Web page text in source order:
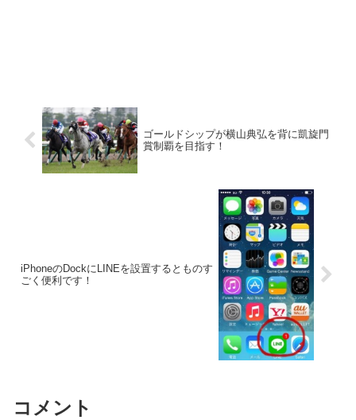
ゴールドシップが横山典弘を背に凱旋門
賞制覇を目指す！
iPhoneのDockにLINEを設置するとものす
ごく便利です！
コメント